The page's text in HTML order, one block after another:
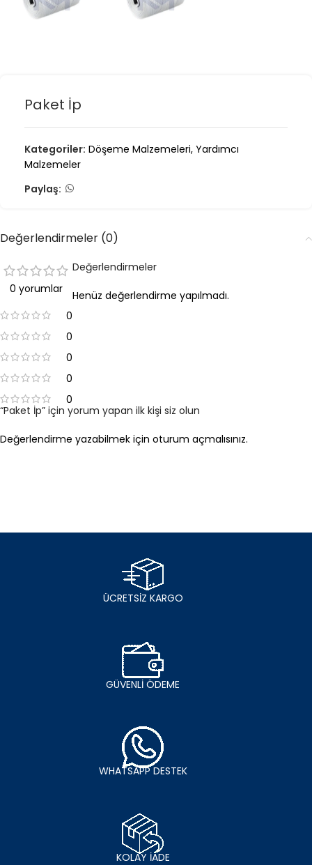
Paket İp
Kategoriler: Döşeme Malzemeleri, Yardımcı
Malzemeler
Paylaş:
Değerlendirmeler (0)
0 yorumlar
0
0
0
0
0
Değerlendirmeler
Henüz değerlendirme yapılmadı.
“Paket İp” için yorum yapan ilk kişi siz olun
Değerlendirme yazabilmek için oturum açmalısınız.
ÜCRETSİZ KARGO
GÜVENLİ ÖDEME
WHATSAPP DESTEK
KOLAY İADE